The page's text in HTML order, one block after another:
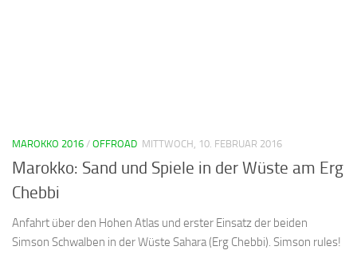
MAROKKO 2016 / OFFROAD MITTWOCH, 10. FEBRUAR 2016
Marokko: Sand und Spiele in der Wüste am Erg
Chebbi
Anfahrt über den Hohen Atlas und erster Einsatz der beiden
Simson Schwalben in der Wüste Sahara (Erg Chebbi). Simson rules!